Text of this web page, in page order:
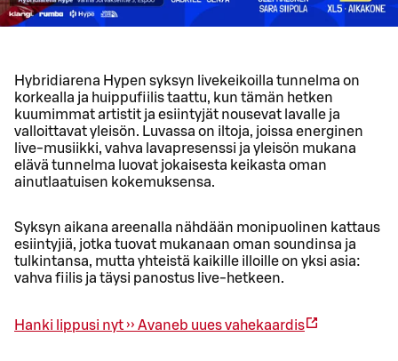
Hybridiarena Hypen syksyn livekeikoilla tunnelma on
korkealla ja huippufiilis taattu, kun tämän hetken
kuumimmat artistit ja esiintyjät nousevat lavalle ja
valloittavat yleisön. Luvassa on iltoja, joissa energinen
live-musiikki, vahva lavapresenssi ja yleisön mukana
elävä tunnelma luovat jokaisesta keikasta oman
ainutlaatuisen kokemuksensa.
Syksyn aikana areenalla nähdään monipuolinen kattaus
esiintyjiä, jotka tuovat mukanaan oman soundinsa ja
tulkintansa, mutta yhteistä kaikille illoille on yksi asia:
vahva fiilis ja täysi panostus live-hetkeen.
Hanki lippusi nyt ›› Avaneb uues vahekaardis